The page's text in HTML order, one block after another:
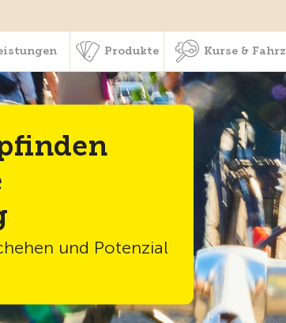
Produkte Kurse &
und Potenzial